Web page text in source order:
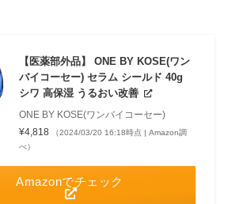
【医薬部外品】 ONE BY KOSE(ワン
バイコーセー) セラム シールド 40g
シワ 高保湿 うるおい改善
ONE BY KOSE(ワンバイコーセー)
¥4,818
（2024/03/20 16:18時点 | Amazon調
べ）
Amazonでチェック